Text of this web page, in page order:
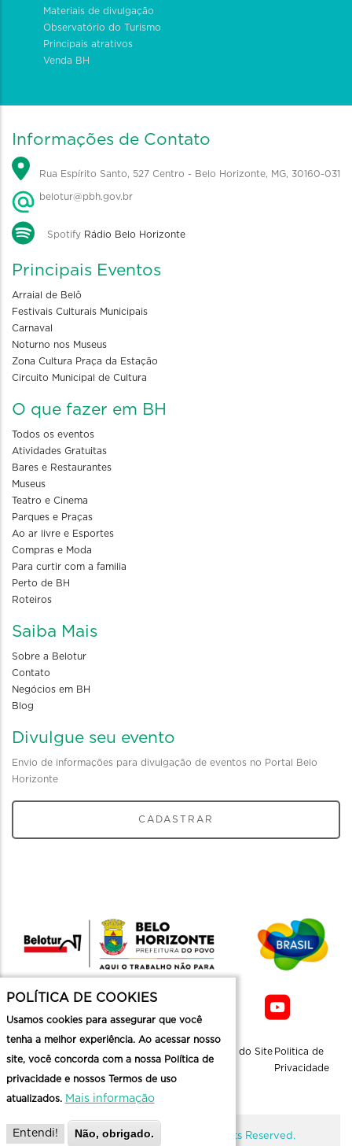
Materiais de divulgação
Observatório do Turismo
Principais atrativos
Venda BH
Informações de Contato
Rua Espírito Santo, 527 Centro - Belo Horizonte, MG, 30160-031
belotur@pbh.gov.br
Spotify Rádio Belo Horizonte
Principais Eventos
Arraial de Belô
Festivais Culturais Municipais
Carnaval
Noturno nos Museus
Zona Cultura Praça da Estação
Circuito Municipal de Cultura
O que fazer em BH
Todos os eventos
Atividades Gratuitas
Bares e Restaurantes
Museus
Teatro e Cinema
Parques e Praças
Ao ar livre e Esportes
Compras e Moda
Para curtir com a familia
Perto de BH
Roteiros
Saiba Mais
Sobre a Belotur
Contato
Negócios em BH
Blog
Divulgue seu evento
Envio de informações para divulgação de eventos no Portal Belo
Horizonte
CADASTRAR
Mapa do Site Politica de
Privacidade
@ Copyright Belotur 2026. All Rights Reserved.
POLÍTICA DE COOKIES
Usamos cookies para assegurar que você
tenha a melhor experiência. Ao acessar nosso
site, você concorda com a nossa Política de
privacidade e nossos Termos de uso
atualizados. Mais informação
Entendi! Não, obrigado.